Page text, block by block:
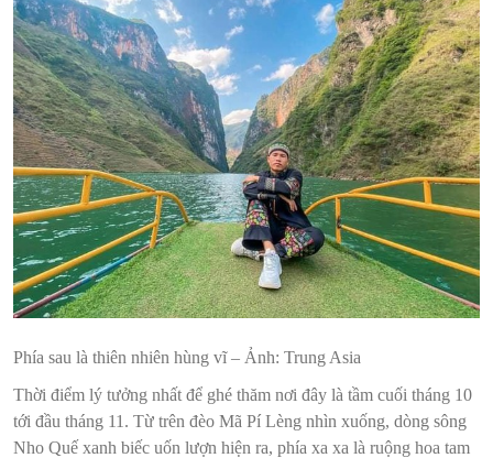
Phía sau là thiên nhiên hùng vĩ – Ảnh: Trung Asia
Thời điểm lý tưởng nhất để ghé thăm nơi đây là tầm cuối tháng 10
tới đầu tháng 11. Từ trên đèo Mã Pí Lèng nhìn xuống, dòng sông
Nho Quế xanh biếc uốn lượn hiện ra, phía xa xa là ruộng hoa tam